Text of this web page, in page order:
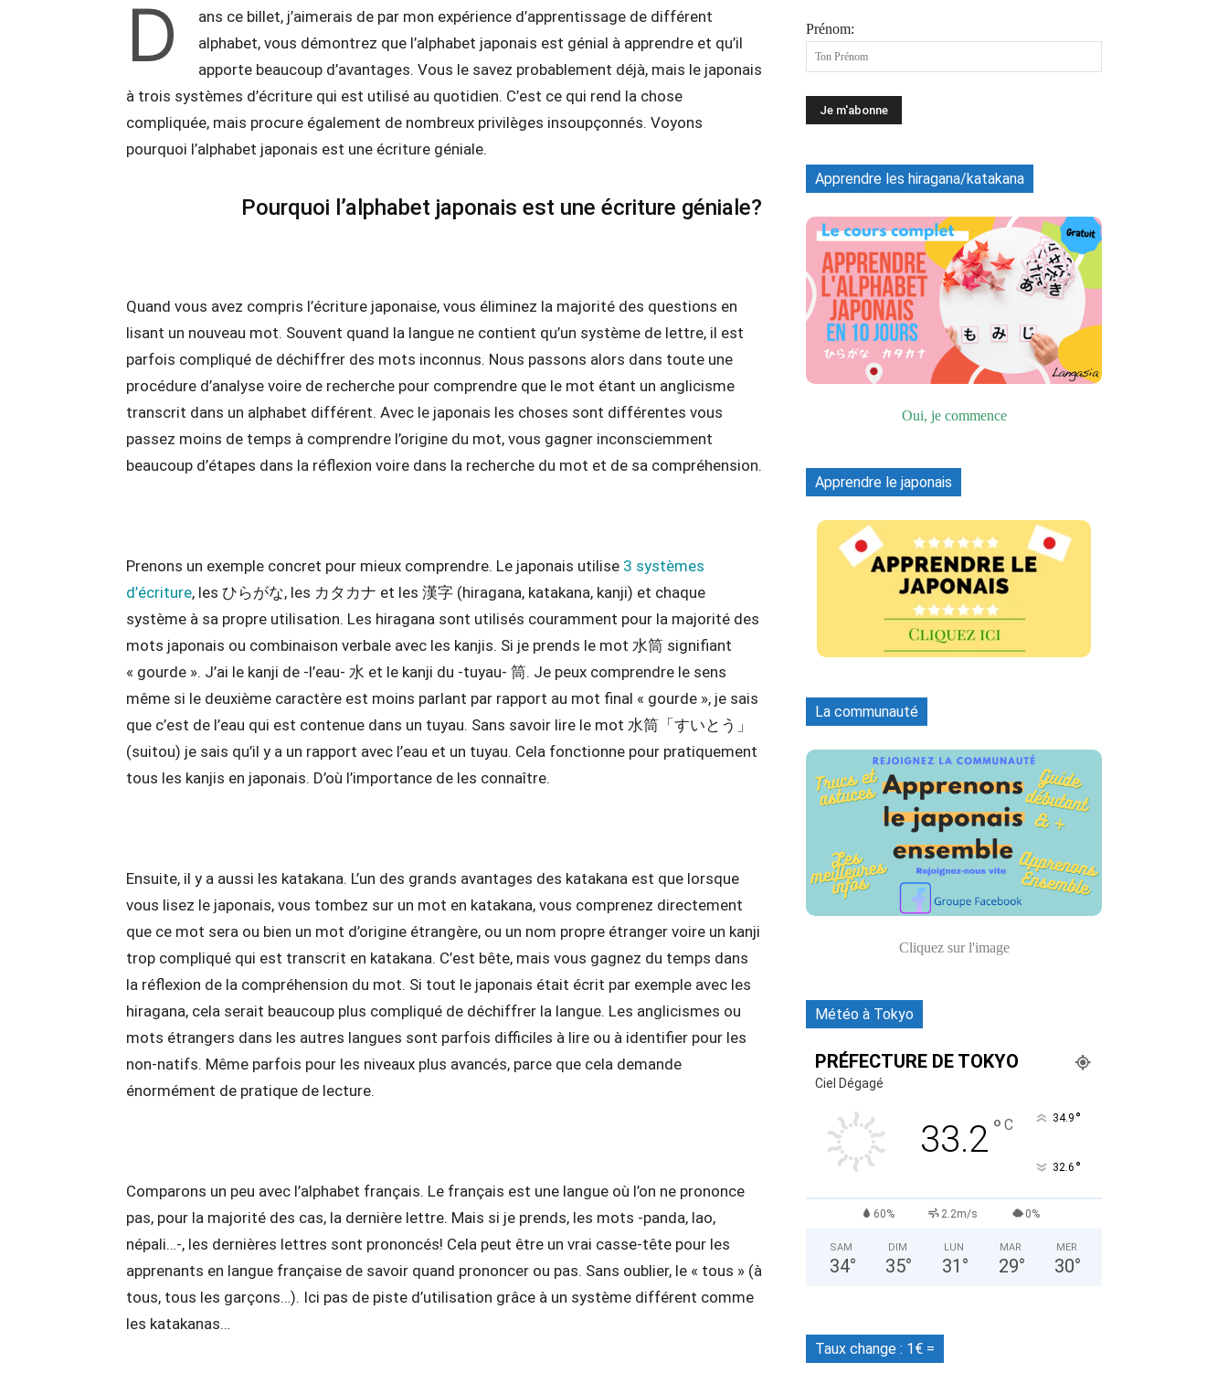
D
ans ce billet, j’aimerais de par mon expérience d’apprentissage de différent
alphabet, vous démontrez que l’alphabet japonais est génial à apprendre et qu’il
apporte beaucoup d’avantages. Vous le savez probablement déjà, mais le japonais
à trois systèmes d’écriture qui est utilisé au quotidien. C’est ce qui rend la chose
compliquée, mais procure également de nombreux privilèges insoupçonnés. Voyons
pourquoi l’alphabet japonais est une écriture géniale.
Pourquoi l’alphabet japonais est une écriture géniale?
Quand vous avez compris l’écriture japonaise, vous éliminez la majorité des questions en
lisant un nouveau mot. Souvent quand la langue ne contient qu’un système de lettre, il est
parfois compliqué de déchiffrer des mots inconnus. Nous passons alors dans toute une
procédure d’analyse voire de recherche pour comprendre que le mot étant un anglicisme
transcrit dans un alphabet différent. Avec le japonais les choses sont différentes vous
passez moins de temps à comprendre l’origine du mot, vous gagner inconsciemment
beaucoup d’étapes dans la réflexion voire dans la recherche du mot et de sa compréhension.
Prenons un exemple concret pour mieux comprendre. Le japonais utilise 3 systèmes
d’écriture, les ひらがな, les カタカナ et les 漢字 (hiragana, katakana, kanji) et chaque
système à sa propre utilisation. Les hiragana sont utilisés couramment pour la majorité des
mots japonais ou combinaison verbale avec les kanjis. Si je prends le mot 水筒 signifiant
« gourde ». J’ai le kanji de -l’eau- 水 et le kanji du -tuyau- 筒. Je peux comprendre le sens
même si le deuxième caractère est moins parlant par rapport au mot final « gourde », je sais
que c’est de l’eau qui est contenue dans un tuyau. Sans savoir lire le mot 水筒「すいとう」
(suitou) je sais qu’il y a un rapport avec l’eau et un tuyau. Cela fonctionne pour pratiquement
tous les kanjis en japonais. D’où l’importance de les connaître.
Ensuite, il y a aussi les katakana. L’un des grands avantages des katakana est que lorsque
vous lisez le japonais, vous tombez sur un mot en katakana, vous comprenez directement
que ce mot sera ou bien un mot d’origine étrangère, ou un nom propre étranger voire un kanji
trop compliqué qui est transcrit en katakana. C’est bête, mais vous gagnez du temps dans
la réflexion de la compréhension du mot. Si tout le japonais était écrit par exemple avec les
hiragana, cela serait beaucoup plus compliqué de déchiffrer la langue. Les anglicismes ou
mots étrangers dans les autres langues sont parfois difficiles à lire ou à identifier pour les
non-natifs. Même parfois pour les niveaux plus avancés, parce que cela demande
énormément de pratique de lecture.
Comparons un peu avec l’alphabet français. Le français est une langue où l’on ne prononce
pas, pour la majorité des cas, la dernière lettre. Mais si je prends, les mots -panda, lao,
népali…-, les dernières lettres sont prononcés! Cela peut être un vrai casse-tête pour les
apprenants en langue française de savoir quand prononcer ou pas. Sans oublier, le « tous » (à
tous, tous les garçons…). Ici pas de piste d’utilisation grâce à un système différent comme
les katakanas…
Prénom:
Apprendre les hiragana/katakana
Oui, je commence
Apprendre le japonais
La communauté
Cliquez sur l'image
Météo à Tokyo
PRÉFECTURE DE TOKYO
Ciel Dégagé
33.2 ° C 34.9 °
32.6 °
60% 2.2m/s 0%
SAM
34°
DIM
35°
LUN
31 °
MAR
29°
MER
30°
Taux change : 1€ =